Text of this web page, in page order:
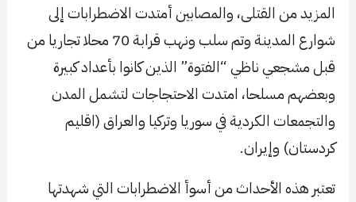
المزيد من القتلى، والمصابين أمتدت الاضطرابات إلى
شوارع المدينة وتم سلب ونهب قرابة 70 محلا تجاريا من
قبل مشجعي ناظي “الفتوة” الذين كانوا بأعداد كبيرة
وبعضهم مسلحا، امتدت الاحتجاجات لتشمل المدن
والتجمعات الكردية في سوريا وتركيا والعراق (اقليم
كردستان) وإيران.
تعتبر هذه الأحداث من أسوأ الاضطرابات التي شهدتها